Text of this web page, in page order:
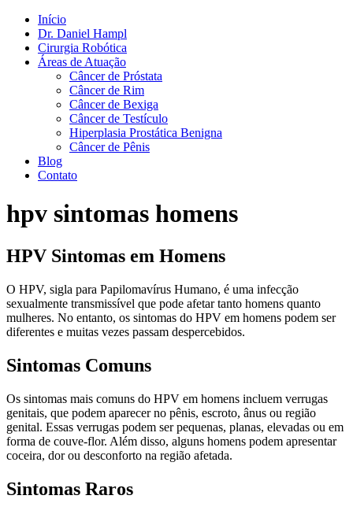
Início
Dr. Daniel Hampl
Cirurgia Robótica
Áreas de Atuação
Câncer de Próstata
Câncer de Rim
Câncer de Bexiga
Câncer de Testículo
Hiperplasia Prostática Benigna
Câncer de Pênis
Blog
Contato
hpv sintomas homens
HPV Sintomas em Homens
O HPV, sigla para Papilomavírus Humano, é uma infecção
sexualmente transmissível que pode afetar tanto homens quanto
mulheres. No entanto, os sintomas do HPV em homens podem ser
diferentes e muitas vezes passam despercebidos.
Sintomas Comuns
Os sintomas mais comuns do HPV em homens incluem verrugas
genitais, que podem aparecer no pênis, escroto, ânus ou região
genital. Essas verrugas podem ser pequenas, planas, elevadas ou em
forma de couve-flor. Além disso, alguns homens podem apresentar
coceira, dor ou desconforto na região afetada.
Sintomas Raros